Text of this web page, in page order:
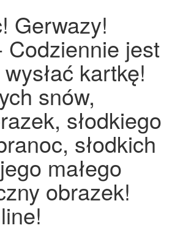
Gerwazy!
Codziennie jest
kartkę!
snów,
słodkiego
słodkich
małego
obrazek!